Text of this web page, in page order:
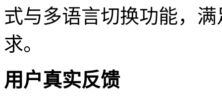
式与多语言切换功能，
求。
用户真实反馈